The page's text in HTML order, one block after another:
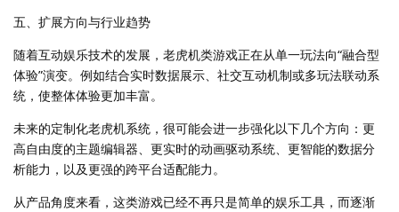
五、扩展方向与行业趋势
随着互动娱乐技术的发展，老虎机类游戏正在从单一玩法向“融合型
体验”演变。例如结合实时数据展示、社交互动机制或多玩法联动系
统，使整体体验更加丰富。
未来的定制化老虎机系统，很可能会进一步强化以下几个方向：更
高自由度的主题编辑器、更实时的动画驱动系统、更智能的数据分
析能力，以及更强的跨平台适配能力。
从产品角度来看，这类游戏已经不再只是简单的娱乐工具，而逐渐